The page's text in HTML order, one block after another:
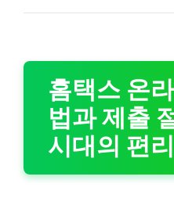
홈택스 온
법과 제출
시대의 편